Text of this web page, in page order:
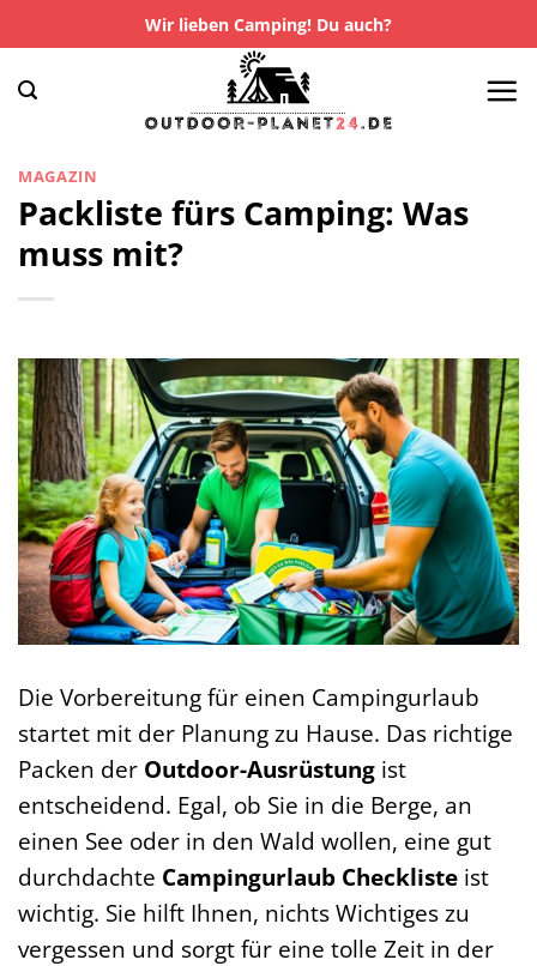
Inhalt
springen
Wir lieben Camping! Du auch?
MAGAZIN
Packliste fürs Camping: Was
muss mit?
Die Vorbereitung für einen Campingurlaub
startet mit der Planung zu Hause. Das richtige
Packen der Outdoor-Ausrüstung ist
entscheidend. Egal, ob Sie in die Berge, an
einen See oder in den Wald wollen, eine gut
durchdachte Campingurlaub Checkliste ist
wichtig. Sie hilft Ihnen, nichts Wichtiges zu
vergessen und sorgt für eine tolle Zeit in der